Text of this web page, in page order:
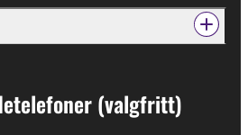
(valgfritt)